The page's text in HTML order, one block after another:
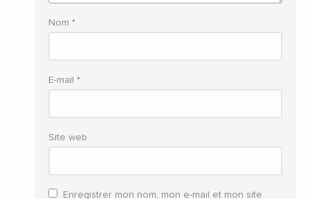
Nom *
E-mail *
Site web
Enregistrer mon nom, mon e-mail et mon site